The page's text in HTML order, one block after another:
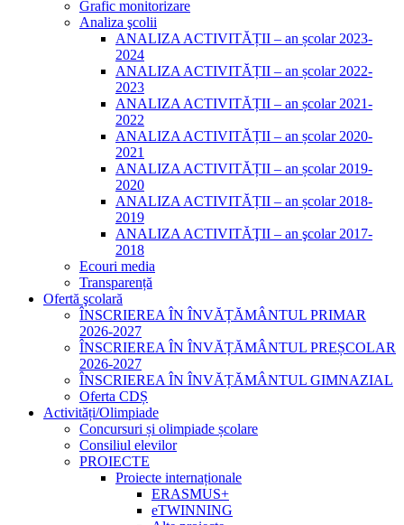
Grafic monitorizare
Analiza şcolii
ANALIZA ACTIVITĂȚII – an școlar 2023-
2024
ANALIZA ACTIVITĂȚII – an școlar 2022-
2023
ANALIZA ACTIVITĂȚII – an școlar 2021-
2022
ANALIZA ACTIVITĂȚII – an școlar 2020-
2021
ANALIZA ACTIVITĂȚII – an școlar 2019-
2020
ANALIZA ACTIVITĂȚII – an școlar 2018-
2019
ANALIZA ACTIVITĂŢII – an şcolar 2017-
2018
Ecouri media
Transparență
Ofertă şcolară
ÎNSCRIEREA ÎN ÎNVĂȚĂMÂNTUL PRIMAR
2026-2027
ÎNSCRIEREA ÎN ÎNVĂȚĂMÂNTUL PREȘCOLAR
2026-2027
ÎNSCRIEREA ÎN ÎNVĂȚĂMÂNTUL GIMNAZIAL
Oferta CDȘ
Activități/Olimpiade
Concursuri și olimpiade școlare
Consiliul elevilor
PROIECTE
Proiecte internaționale
ERASMUS+
eTWINNING